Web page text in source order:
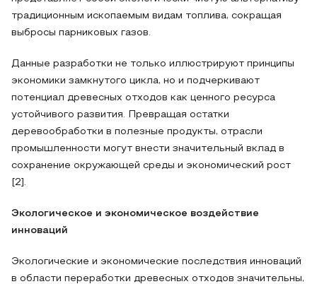
традиционным ископаемым видам топлива, сокращая
выбросы парниковых газов.
Данные разработки не только иллюстрируют принципы
экономики замкнутого цикла, но и подчеркивают
потенциал древесных отходов как ценного ресурса
устойчивого развития. Превращая остатки
деревообработки в полезные продукты, отрасли
промышленности могут внести значительный вклад в
сохранение окружающей среды и экономический рост
[2].
Экологическое и экономическое воздействие
инноваций
Экологические и экономические последствия инноваций
в области переработки древесных отходов значительны,